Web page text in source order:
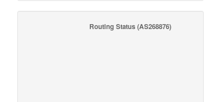
Routing Status(AS268876)